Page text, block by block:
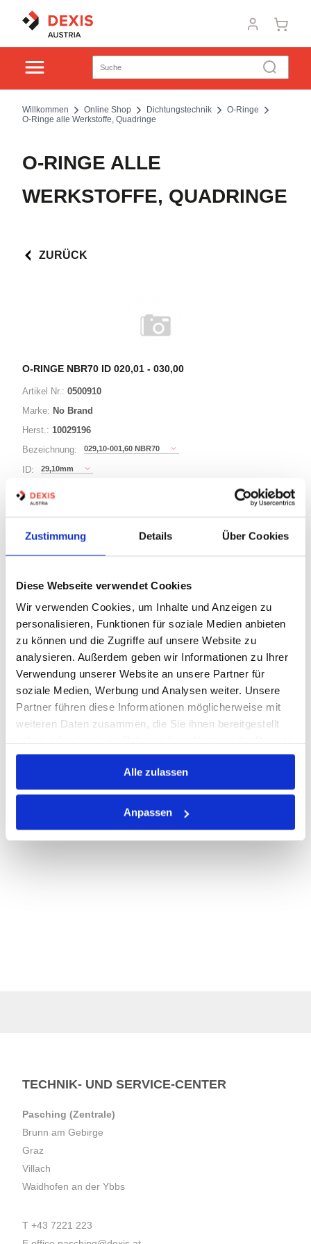
Zustimmung Details Über Cookies
Diese Webseite verwendet Cookies
Wir verwenden Cookies, um Inhalte und Anzeigen zu
personalisieren, Funktionen für soziale Medien anbieten
zu können und die Zugriffe auf unsere Website zu
analysieren. Außerdem geben wir Informationen zu Ihrer
Verwendung unserer Website an unsere Partner für
soziale Medien, Werbung und Analysen weiter. Unsere
Partner führen diese Informationen möglicherweise mit
weiteren Daten zusammen, die Sie ihnen bereitgestellt
gesammelt haben.
Alle zulassen
Anpassen
Willkommen Online Shop Dichtungstechnik
O-Ringe
O-Ringe alle Werkstoffe, Quadringe
O-RINGE ALLE
WERKSTOFFE, QUADRINGE
ZURÜCK
O-RINGE NBR70 ID 020,01 - 030,00
Artikel Nr.: 0500910
Marke: No Brand
Herst.: 10029196
Bezeichnung:
029,10-001,60 NBR70
ID: 29,10mm
Schnurstärke:
180 Varianten
STK
Losgröße 1000
Nicht auf Lager
Print
PRODUKTBESCHREIBUNG
TECHNIK- UND SERVICE-CENTER
Pasching (Zentrale)
Brunn am Gebirge
Graz
Villach
Waidhofen an der Ybbs
T +43 7221 223